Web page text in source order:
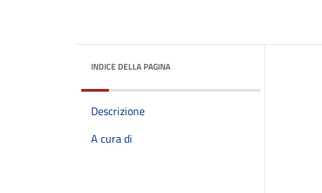
INDICE DELLA PAGINA
Descrizione
A cura di